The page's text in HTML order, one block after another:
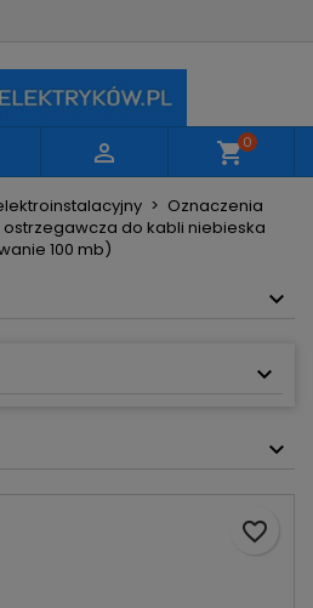
 shopping_cart0
Oznaczenia
ostrzegawcza do kabli niebieska
100 mb)
favorite_border
Utwórz listę życzeń
by zapisać produkty na
Anuluj Zaloguj się